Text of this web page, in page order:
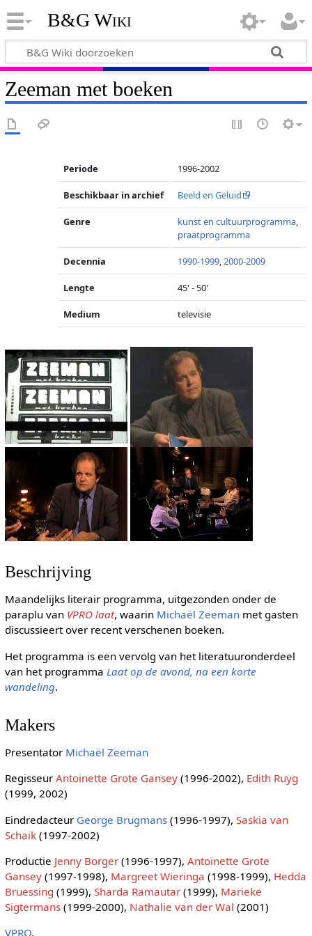
B&G Wiki
Zeeman met boeken
Periode 1996-2002
Beschikbaar in archief Beeld en Geluid
Genre kunst en cultuurprogramma,
praatprogramma
Decennia 1990-1999,2000-2009
Lengte 45' - 50'
Medium televisie
Beschrijving
Maandelijks literair programma, uitgezonden onder de
paraplu van VPRO laat, waarin Michaël Zeemanmet gasten
discussieert over recent verschenen boeken.
Het programma is een vervolg van het literatuuronderdeel
van het programma Laat op de avond, na een korte
wandeling.
Makers
Presentator Michaël Zeeman
Regisseur Antoinette Grote Gansey(1996-2002), Edith Ruyg
(1999, 2002)
Eindredacteur George Brugmans(1996-1997), Saskia van
Schaik(1997-2002)
Productie Jenny Borger(1996-1997), Antoinette Grote
Gansey(1997-1998), Margreet Wieringa (1998-1999), Hedda
Bruessing (1999), Sharda Ramautar(1999), Marieke
Sigtermans(1999-2000), Nathalie van der Wal (2001)
VPRO.